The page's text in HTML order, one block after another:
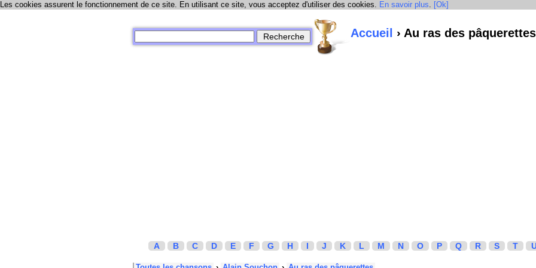
Les cookies assurent le fonctionnement de ce site. En utilisant ce site, vous acceptez d'utiliser des cookies. En savoir plus. [Ok]
Accueil › Au ras des pâquerettes
A B C D E F G H I J K L M N O P Q R S T